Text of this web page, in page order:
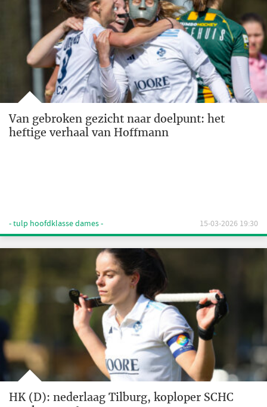
Van gebroken gezicht naar doelpunt: het
heftige verhaal van Hoffmann
- tulp hoofdklasse dames - 15-03-2026 19:30
HK (D): nederlaag Tilburg, koploper SCHC